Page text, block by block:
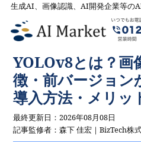
生成AI、画像認識、AI開発企業等の
AI会社とのマッチングは AI
AIを学ぶ・知る
YOLOv8
ョンからの改良点・導入方法・
YOLOv8とは？画
徴・前バージョン
導入方法・メリッ
最終更新日：2026年08月08日
記事監修者：森下 佳宏｜BizTech株